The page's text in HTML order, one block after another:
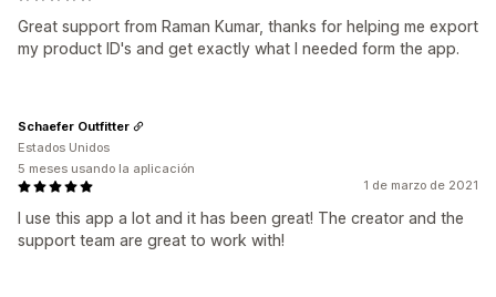
Great support from Raman Kumar, thanks for helping me export
my product ID's and get exactly what I needed form the app.
1 de marzo de 2021
I use this app a lot and it has been great! The creator and the
support team are great to work with!
Schaefer Outfitter
Estados Unidos
5 meses usando la aplicación